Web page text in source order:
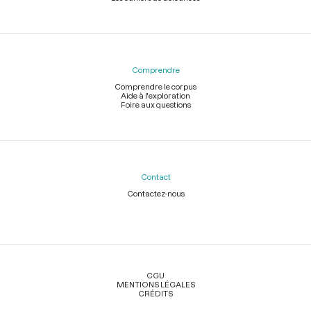
Comprendre
Comprendre le corpus
Aide à l'exploration
Foire aux questions
Contact
Contactez-nous
Légal
CGU
MENTIONS LÉGALES
CRÉDITS